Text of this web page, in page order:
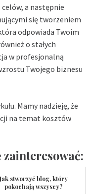
a następnie
się tworzeniem
odpowiada Twoim
o stałych
w profesjonalną
Twojego biznesu
Mamy nadzieję, że
na temat kosztów
Jak stworzyć blog, który
pokochają wszyscy?